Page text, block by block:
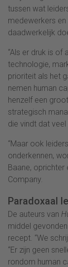
tussen wat
medewerkers
daadwerkelijk
“Als er druk is of
technologie,
prioriteit als het
nemen human
henzelf een
strategisch
die vindt dat veel
“Maar ook
onderkennen,
Baane, oprichter
Company.
Paradoxaal
De auteurs van
middel
recept. “We
“Er zijn geen
rondom human